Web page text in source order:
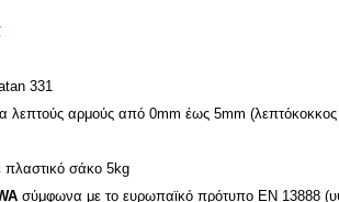
331
λεπτούς αρμούς από 0mm έως 5mm
πλαστικό σάκο 5kg
σύμφωνα με το ευρωπαϊκό πρότυπο ΕΝ 13888